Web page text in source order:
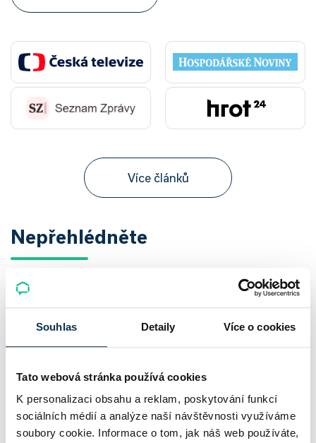
Souhlas Detaily Více o cookies
Tato webová stránka používá cookies
K personalizaci obsahu a reklam, poskytování funkcí
sociálních médií a analýze naší návštěvnosti využíváme
soubory cookie. Informace o tom, jak náš web používáte,
Více článků
Nepřehlédněte